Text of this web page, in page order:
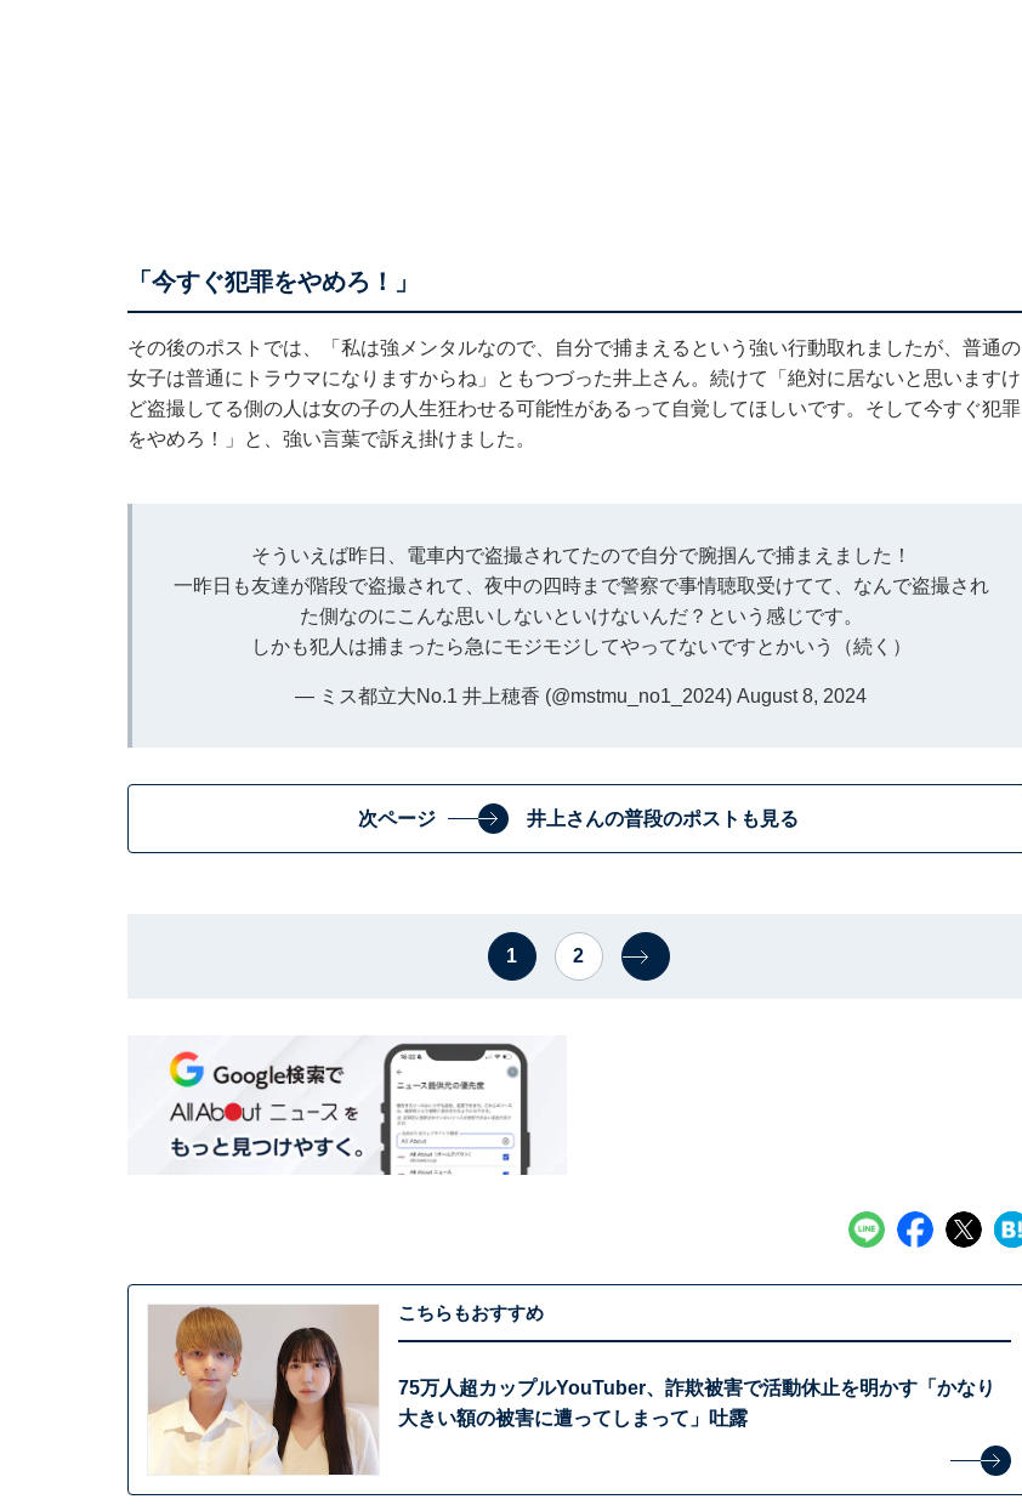
「今すぐ犯罪をやめろ！」
その後のポストでは、「私は強メンタルなので、自分で捕まえるという強い行動取れましたが、普通の
女子は普通にトラウマになりますからね」ともつづった井上さん。続けて「絶対に居ないと思いますけ
ど盗撮してる側の人は女の子の人生狂わせる可能性があるって自覚してほしいです。そして今すぐ犯罪
をやめろ！」と、強い言葉で訴え掛けました。
そういえば昨日、電車内で盗撮されてたので自分で腕掴んで捕まえました！
一昨日も友達が階段で盗撮されて、夜中の四時まで警察で事情聴取受けてて、なんで盗撮され
た側なのにこんな思いしないといけないんだ？という感じです。
しかも犯人は捕まったら急にモジモジしてやってないですとかいう（続く）
— ミス都立大No.1 井上穂香 (@mstmu_no1_2024) August 8, 2024
次ページ 井上さんの普段のポストも見る
1 2
こちらもおすすめ
75万人超カップルYouTuber、詐欺被害で活動休止を明かす「かなり
大きい額の被害に遭ってしまって」吐露